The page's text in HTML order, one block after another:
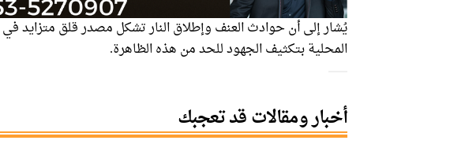
يُشار إلى أن حوادث العنف وإطلاق النار تشكل مصدر قلق متزايد
المحلية بتكثيف الجهود للحد من هذه الظاهرة.
أخبار ومقالات قد تعجبك